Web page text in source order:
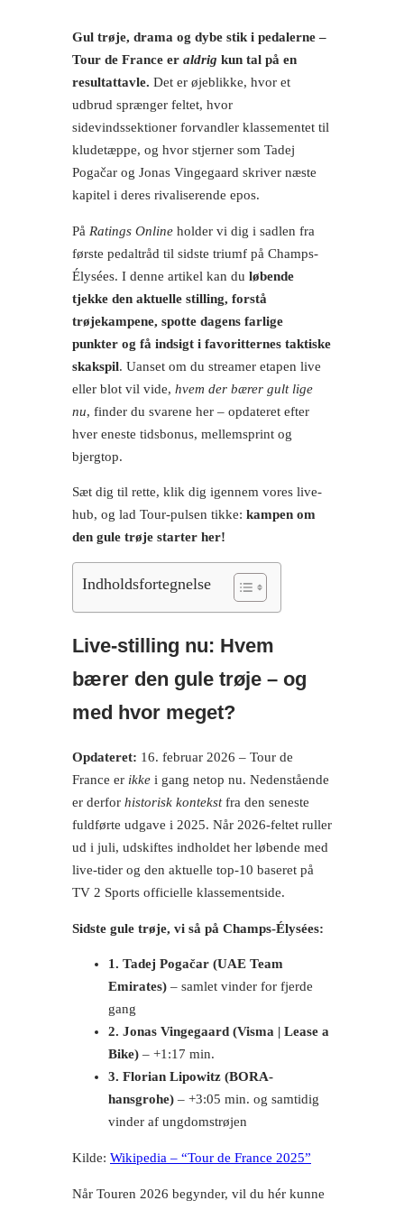
Gul trøje, drama og dybe stik i pedalerne –
Tour de France er aldrig kun tal på en
resultattavle. Det er øjeblikke, hvor et
udbrud sprænger feltet, hvor
sidevindssektioner forvandler klassementet til
kludetæppe, og hvor stjerner som Tadej
Pogačar og Jonas Vingegaard skriver næste
kapitel i deres rivaliserende epos.
På Ratings Online holder vi dig i sadlen fra
første pedaltråd til sidste triumf på Champs-
Élysées. I denne artikel kan du løbende
tjekke den aktuelle stilling, forstå
trøjekampene, spotte dagens farlige
punkter og få indsigt i favoritternes taktiske
skakspil. Uanset om du streamer etapen live
eller blot vil vide, hvem der bærer gult lige
nu, finder du svarene her – opdateret efter
hver eneste tidsbonus, mellemsprint og
bjergtop.
Sæt dig til rette, klik dig igennem vores live-
hub, og lad Tour-pulsen tikke: kampen om
den gule trøje starter her!
Indholdsfortegnelse
Live-stilling nu: Hvem
bærer den gule trøje – og
med hvor meget?
Opdateret: 16. februar 2026 – Tour de
France er ikke i gang netop nu. Nedenstående
er derfor historisk kontekstfra den seneste
fuldførte udgave i 2025. Når 2026-feltet ruller
ud i juli, udskiftes indholdet her løbende med
live-tider og den aktuelle top-10 baseret på
TV 2 Sports officielle klassementside.
Sidste gule trøje, vi så på Champs-Élysées:
1. Tadej Pogačar (UAE Team
Emirates) – samlet vinder for fjerde
gang
2. Jonas Vingegaard (Visma | Lease a
Bike) – +1:17 min.
3. Florian Lipowitz (BORA-
hansgrohe) – +3:05 min. og samtidig
vinder af ungdomstrøjen
Kilde: Wikipedia – “Tour de France 2025”
Når Touren 2026 begynder, vil du hér kunne